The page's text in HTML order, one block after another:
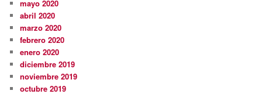
mayo 2020
abril 2020
marzo 2020
febrero 2020
enero 2020
diciembre 2019
noviembre 2019
octubre 2019